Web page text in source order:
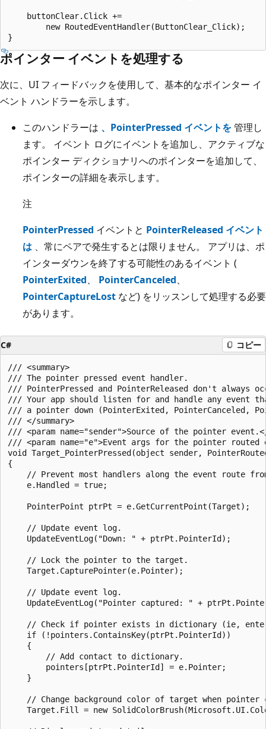
    buttonClear.Click +=
        new RoutedEventHandler(ButtonClear_Click);
ポインター イベントを処理する
次に、UI フィードバックを使用して、基本的なポインター イ
ベント ハンドラーを示します。
このハンドラーは 、PointerPressed イベントを管理し
ます。 イベント ログにイベントを追加し、アクティブな
ポインター ディクショナリへのポインターを追加して、
ポインターの詳細を表示します。
注
PointerPressed イベントと PointerReleased イベント
は 、常にペアで発生するとは限りません。 アプリは、ポ
インターダウンを終了する可能性のあるイベント (
PointerExited、 PointerCanceled、
PointerCaptureLost など) をリッスンして処理する必要
があります。
C# コピー
/// <summary>
/// The pointer pressed event handler.
/// PointerPressed and PointerReleased don't always
/// Your app should listen for and handle any event
/// a pointer down (PointerExited, PointerCanceled,
/// </summary>
/// <param name="sender">Source of the pointer event.</
/// <param name="e">Event args for the pointer routed
void Target_PointerPressed(object sender,
{
// Prevent most handlers along the event route
    e.Handled = true;
    PointerPoint ptrPt = e.GetCurrentPoint(Target);
    // Update event log.
    UpdateEventLog("Down: " + ptrPt.PointerId);
    // Lock the pointer to the target.
    Target.CapturePointer(e.Pointer);
    // Update event log.
UpdateEventLog("Pointer captured: " +
// Check if pointer exists in dictionary (ie,
    if (!pointers.ContainsKey(ptrPt.PointerId))
    {
        // Add contact to dictionary.
        pointers[ptrPt.PointerId] = e.Pointer;
    }
// Change background color of target when pointer
Target.Fill = new